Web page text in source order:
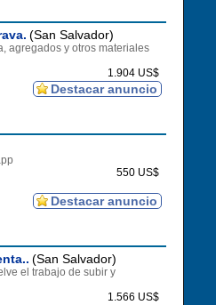
(San Salvador)
agregados y otros materiales
1.904 US$
Destacar anuncio
550 US$
Destacar anuncio
(San Salvador)
el trabajo de subir y
1.566 US$